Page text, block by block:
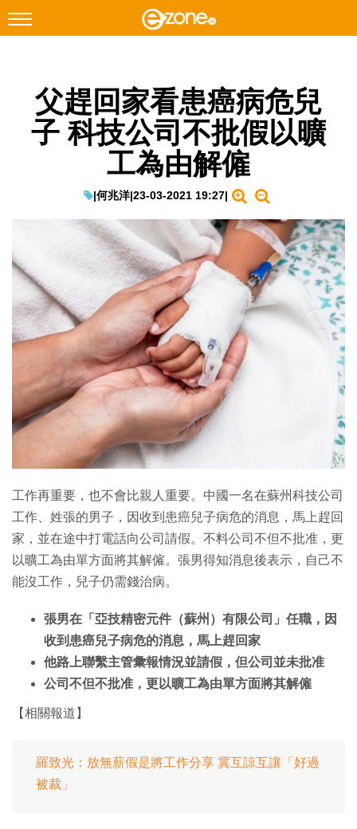
Facebook Instagram
科技焦點
教學評測
EduTech
IT Times
生成式AI與雲端應用
Enterprise Digital Transformation
父趕回家看患癌病危兒
子 科技公司不批假以曠
工為由解僱
|何兆洋|23-03-2021 19:27|
工作再重要，也不會比親人重要。中國一名在蘇州科技公司
工作、姓張的男子，因收到患癌兒子病危的消息，馬上趕回
家，並在途中打電話向公司請假。不料公司不但不批准，更
以曠工為由單方面將其解僱。張男得知消息後表示，自己不
能沒工作，兒子仍需錢治病。
張男在「亞技精密元件（蘇州）有限公司」任職，因
收到患癌兒子病危的消息，馬上趕回家
他路上聯繫主管彙報情況並請假，但公司並未批准
公司不但不批准，更以曠工為由單方面將其解僱
【相關報道】
羅致光：放無薪假是將工作分享 冀互諒互讓「好過
被裁」